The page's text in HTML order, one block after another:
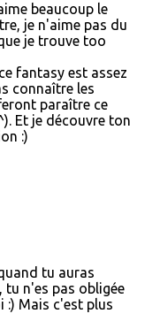
beaucoup le
je n'aime pas du
je trouve too
fantasy est assez
connaître les
paraître ce
Et je découvre ton
:)
tu auras
tu n'es pas obligée
:) Mais c'est plus